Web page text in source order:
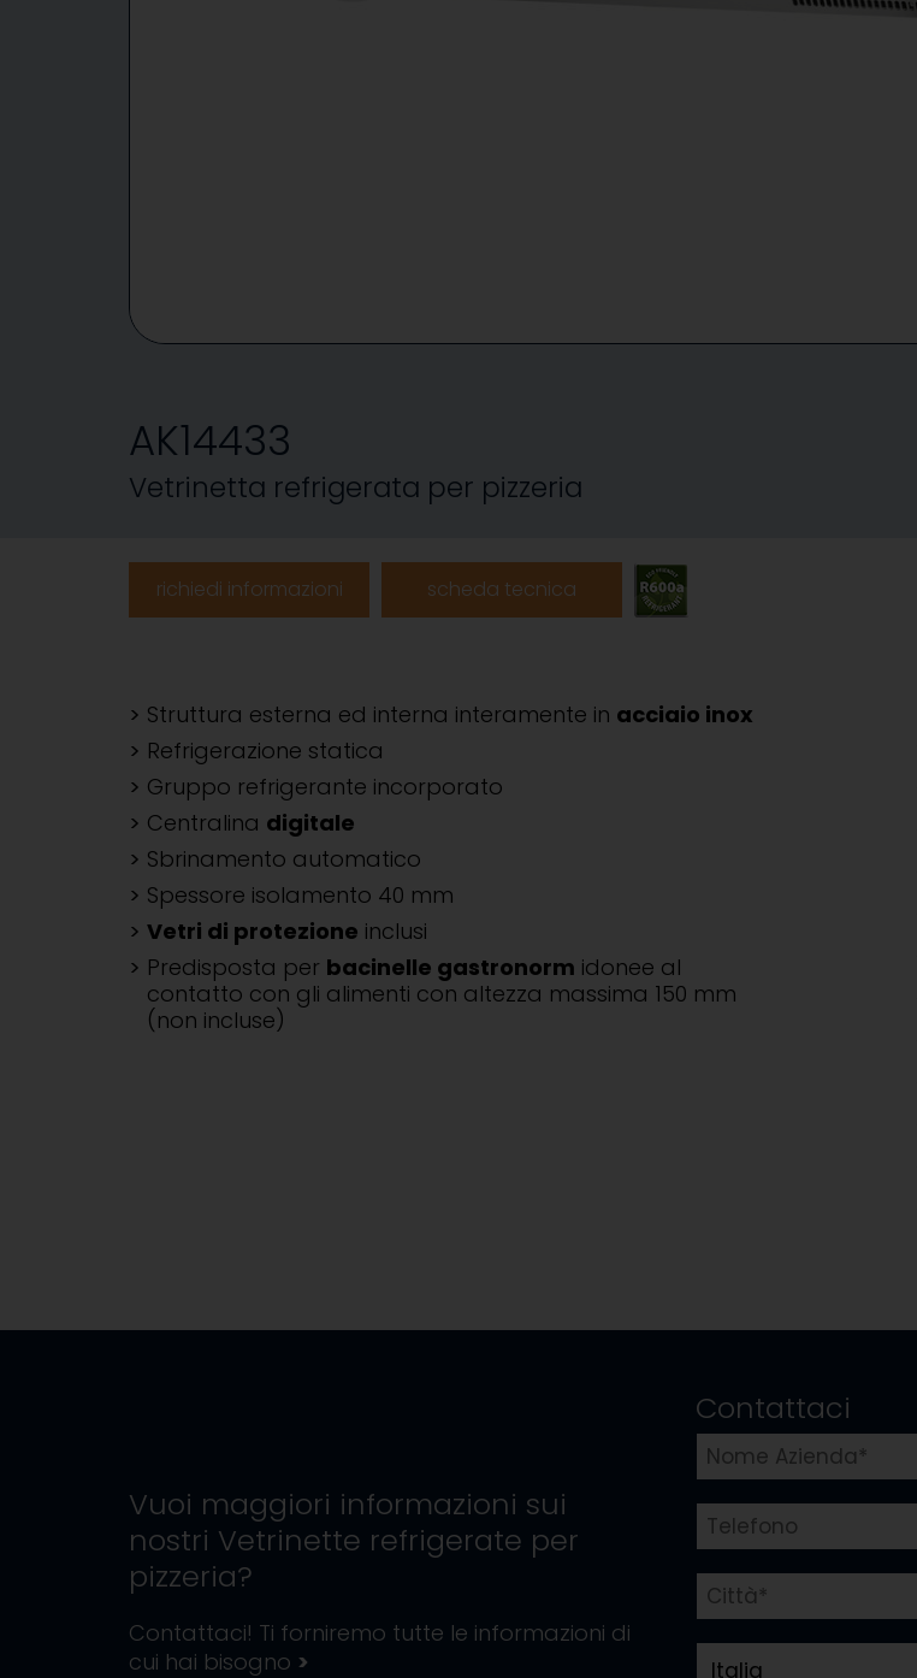
AK14433
Vetrinetta refrigerata per pizzeria
richiedi informazioni scheda tecnica
Struttura esterna ed interna interamente in acciaio inox
Refrigerazione statica
Gruppo refrigerante incorporato
Centralina digitale
Sbrinamento automatico
Spessore isolamento 40 mm
Vetri di protezione inclusi
Predisposta per bacinelle gastronorm idonee al
contatto con gli alimenti con altezza massima 150 mm
(non incluse)
Vuoi maggiori informazioni sui
nostri Vetrinette refrigerate per
pizzeria?
Contattaci! Ti forniremo tutte le informazioni di
cui hai bisogno >
Contattaci